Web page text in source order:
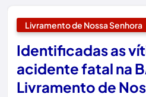
Livramento de Nossa Senhora
Identificadas as
acidente fatal na
Livramento de